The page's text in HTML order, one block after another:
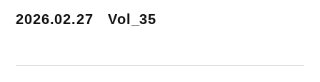
2026.02.27 Vol_35